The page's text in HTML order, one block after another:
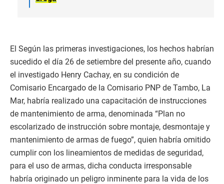
El Según las primeras investigaciones, los hechos habrían
sucedido el día 26 de setiembre del presente año, cuando
el investigado Henry Cachay, en su condición de
Comisario Encargado de la Comisario PNP de Tambo, La
Mar, habría realizado una capacitación de instrucciones
de mantenimiento de arma, denominada “Plan no
escolarizado de instrucción sobre montaje, desmontaje y
mantenimiento de armas de fuego”, quien habría omitido
cumplir con los lineamientos de medidas de seguridad,
para el uso de armas, dicha conducta irresponsable
habría originado un peligro inminente para la vida de los